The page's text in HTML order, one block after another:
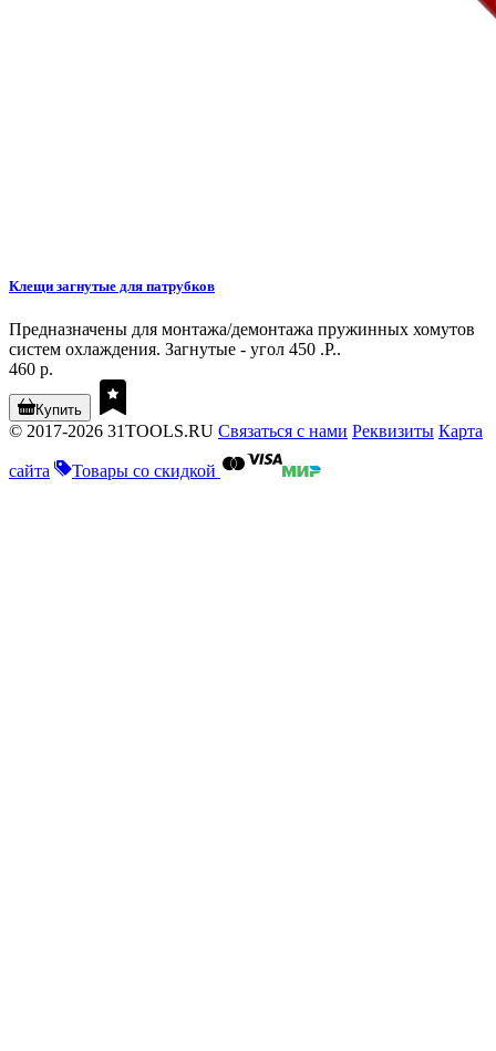
Клещи загнутые для патрубков
Предназначены для монтажа/демонтажа пружинных хомутов
систем охлаждения. Загнутые - угол 450 .Р..
460 р.
Купить
© 2017-2026 31TOOLS.RU Связаться с нами Реквизиты Карта
сайта Товары со скидкой